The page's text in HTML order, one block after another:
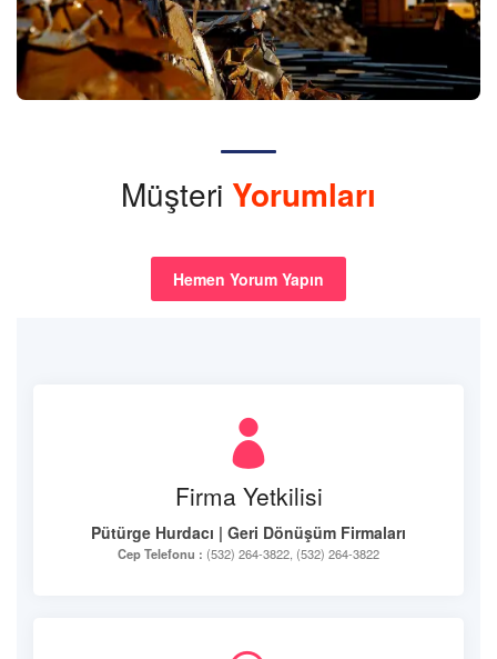
Müşteri Yorumları
Hemen Yorum Yapın
Firma Yetkilisi
Pütürge Hurdacı | Geri Dönüşüm Firmaları
Cep Telefonu : (532) 264-3822, (532) 264-3822